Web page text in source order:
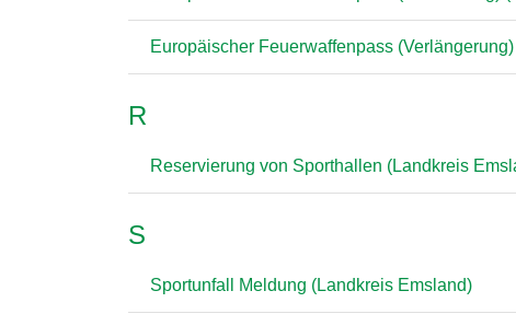
Europäischer Feuerwaffenpass
R
Reservierung von Sporthallen (Landkreis
S
Sportunfall Meldung (Landkreis Emsland)